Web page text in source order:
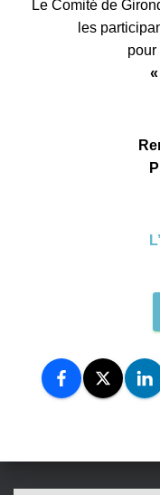
Le Comité de
les
pour leur
« PITCH
Rendez
L’équipe